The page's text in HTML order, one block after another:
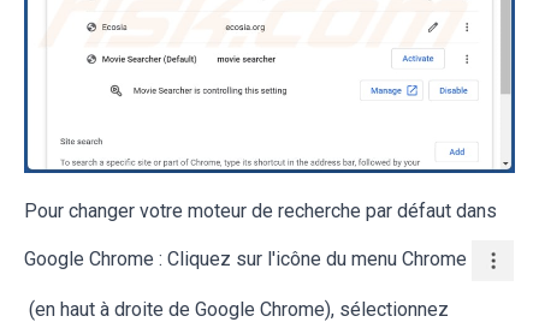
Pour changer votre moteur de recherche par défaut dans
Google Chrome : Cliquez sur l'icône du menu Chrome
(en haut à droite de Google Chrome), sélectionnez